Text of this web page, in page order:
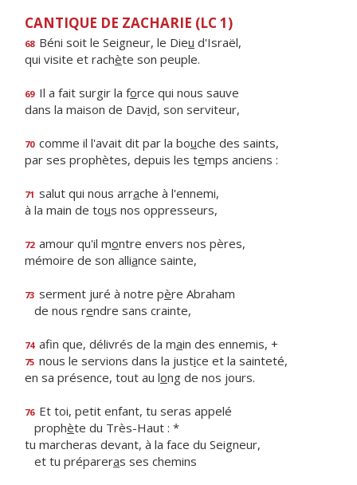
CANTIQUE DE ZACHARIE (LC 1)
68 Béni soit le Seigneur, le Dieu d'Israël,
qui visite et rachète son peuple.
69 Il a fait surgir la force qui nous sauve
dans la maison de David, son serviteur,
70 comme il l'avait dit par la bouche des saints,
par ses prophètes, depuis les temps anciens :
71 salut qui nous arrache à l'ennemi,
à la main de tous nos oppresseurs,
72 amour qu'il montre envers nos pères,
mémoire de son alliance sainte,
73 serment juré à notre père Abraham
de nous rendre sans crainte,
74 afin que, délivrés de la main des ennemis, +
75 nous le servions dans la justice et la sainteté,
en sa présence, tout au long de nos jours.
76 Et toi, petit enfant, tu seras appelé
prophète du Très-Haut : *
tu marcheras devant, à la face du Seigneur,
et tu prépareras ses chemins